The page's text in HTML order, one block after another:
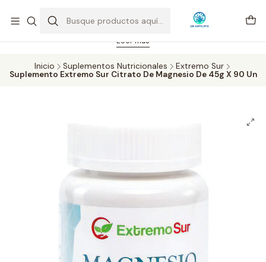
Feriado 21-05-2026 atención hasta las 14 hrs. Envío GRATIS mismo
día solo área Metropolitana Santiago por compras desde CLP 39.900.
Pedidos hasta 16 hrs., sábados y domingos hasta 14 hrs.
Leer más
Inicio Suplementos Nutricionales
Extremo Sur
Suplemento Extremo Sur Citrato De Magnesio De 45g X 90 Un